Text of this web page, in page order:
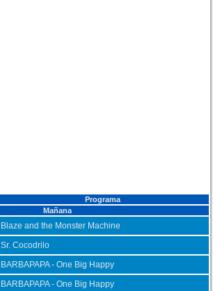
Programa
Mañana
Blaze and the Monster Machine
Sr. Cocodrilo
BARBAPAPA - One Big Happy
BARBAPAPA - One Big Happy